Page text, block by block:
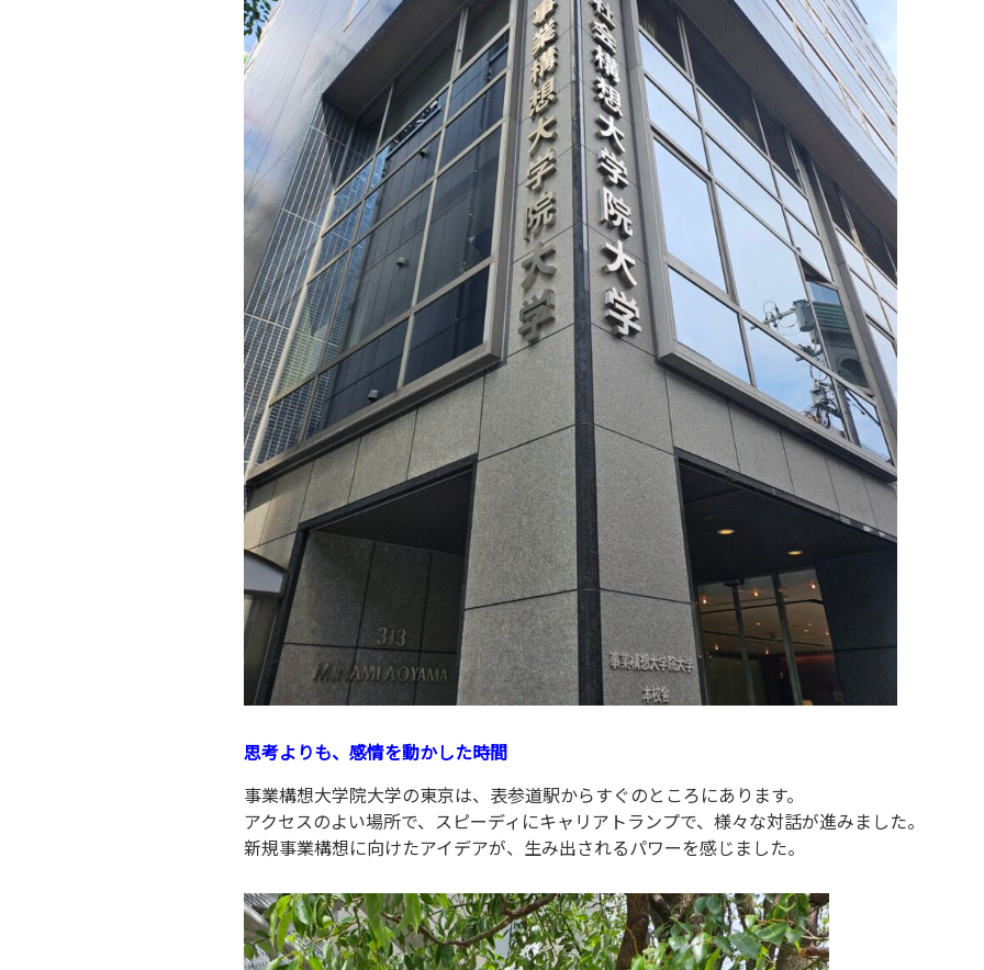
思考よりも、感情を動かした時間
事業構想大学院大学の東京は、表参道駅からすぐのところにあります。
アクセスのよい場所で、スピーディにキャリアトランプで、様々な対話が進みました。
新規事業構想に向けたアイデアが、生み出されるパワーを感じました。